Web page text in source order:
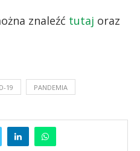
znaleźć tutaj oraz
19 PANDEMIA